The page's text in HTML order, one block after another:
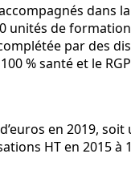
dans
unités de
par des
% santé et le
en 2019,
HT en 2015